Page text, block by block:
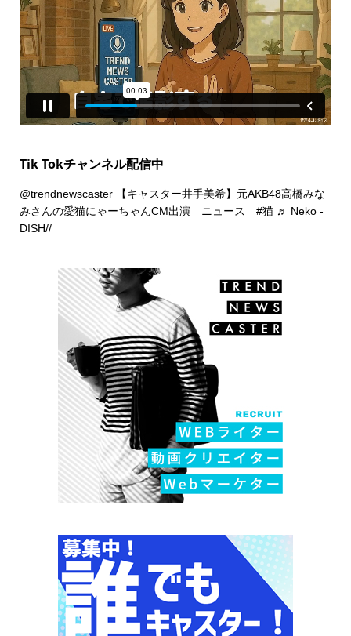
Tik Tokチャンネル配信中
@trendnewscaster【キャスター井手美希】元AKB48高橋みな
みさんの愛猫にゃーちゃんCM出演 ニュース #猫 ♬ Neko -
DISH//